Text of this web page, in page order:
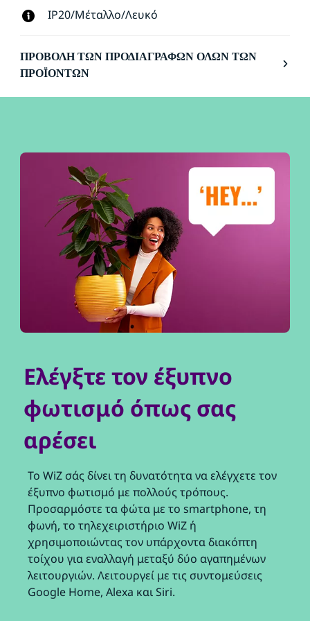
IP20/Μέταλλο/Λευκό
ΠΡΟΒΟΛΉ ΤΩΝ ΠΡΟΔΙΑΓΡΑΦΏΝ ΌΛΩΝ ΤΩΝ
ΠΡΟΪΌΝΤΩΝ
Ελέγξτε τον έξυπνο
φωτισμό όπως σας
αρέσει
Το WiZ σάς δίνει τη δυνατότητα να ελέγχετε τον
έξυπνο φωτισμό με πολλούς τρόπους.
Προσαρμόστε τα φώτα με το smartphone, τη
φωνή, το τηλεχειριστήριο WiZ ή
χρησιμοποιώντας τον υπάρχοντα διακόπτη
τοίχου για εναλλαγή μεταξύ δύο αγαπημένων
λειτουργιών. Λειτουργεί με τις συντομεύσεις
Google Home, Alexa και Siri.